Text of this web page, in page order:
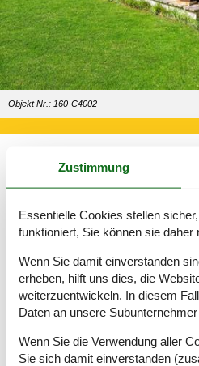
Objekt Nr.: 160-C4002
Im Ferienhaus können Sie ganz
und genau die Urlaubserlebnisse
möchten.
Ein Ferienhaus am Strand ist ideal,
verbringen.
Tipps und Erlebnisse
Die Ferienhäuser von
die durch kleine Seen und
Zustimmung
Essentielle Cookies stellen
funktioniert, Sie können sie daher
Wenn Sie damit einverstanden
erheben, hilft uns dies, die
weiterzuentwickeln. In diesem
Daten an unsere Subunternehmer
Wenn Sie die Verwendung aller
Sie sich damit einverstanden